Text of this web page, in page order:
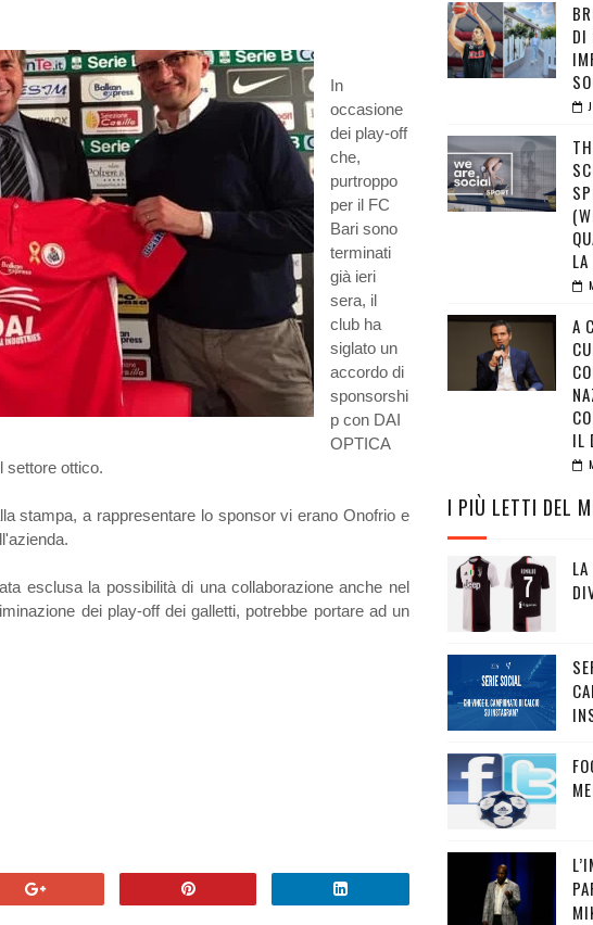
In
occasione
dei play-off
che,
purtroppo
per il FC
Bari sono
terminati
già ieri
sera, il
club ha
siglato un
accordo di
sponsorshi
p con DAI
OPTICA
settore ottico.
stampa, a rappresentare lo sponsor vi erano Onofrio e
esclusa la possibilità di una collaborazione anche nel
dei play-off dei galletti, potrebbe portare ad un
DI
A
IL
I PIÙ LETTI DEL